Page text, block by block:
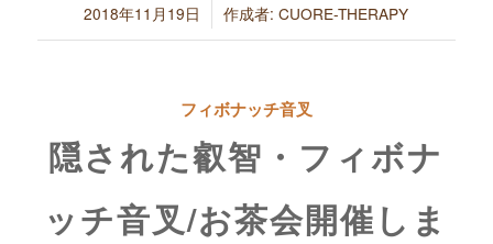
2018年11月19日
/ 作成者:CUORE-THERAPY
フィボナッチ音叉
隠された叡智・フィボナ
ッチ音叉/お茶会開催しま